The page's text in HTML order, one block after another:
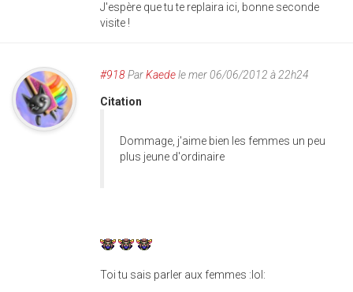
J'espère que tu te replaira ici, bonne seconde
visite !
#918ParKaedele mer 06/06/2012 à 22h24
Citation
Dommage, j'aime bien les femmes un peu
plus jeune d'ordinaire
Toi tu sais parler aux femmes :lol: